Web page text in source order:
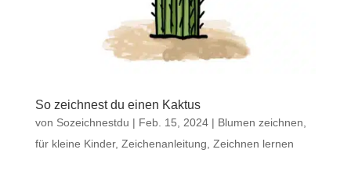
So zeichnest du einen Kaktus
von Sozeichnestdu | Feb. 15, 2024| Blumen zeichnen
für kleine Kinder, Zeichenanleitung Zeichnen lernen